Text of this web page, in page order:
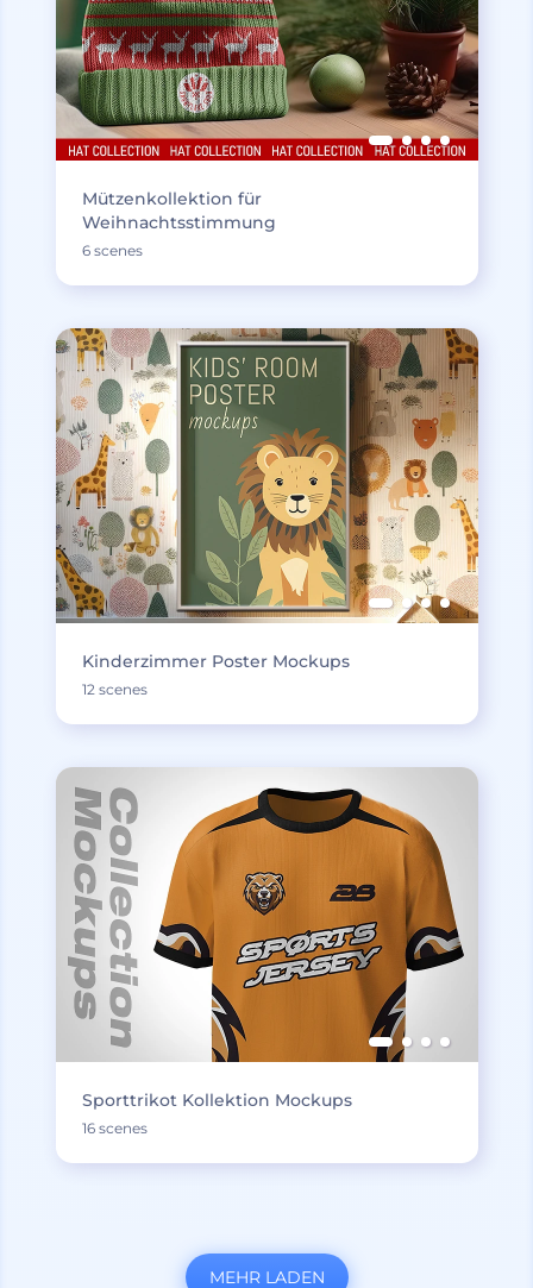
Mützenkollektion für
Weihnachtsstimmung
6 scenes
Kinderzimmer Poster Mockups
12 scenes
Sporttrikot Kollektion Mockups
16 scenes
MEHR LADEN